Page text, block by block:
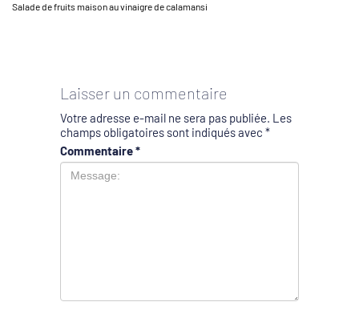
Salade de fruits maison au vinaigre de calamansi
Laisser un commentaire
Votre adresse e-mail ne sera pas publiée. Les
champs obligatoires sont indiqués avec *
Commentaire*